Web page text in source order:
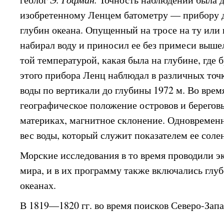
изобретенному Ленцем батометру — прибору
глубин океана. Опущенный на тросе на ту
набирал воду и приносил ее без примеси
той температурой, какая была на глубине,
этого прибора Ленц наблюдал в различных
воды по вертикали до глубины 1972 м. Во
географическое положение островов и
материках, магнитное склонение.
вес воды, который служит показателем ее
Морские исследования в то время проводили
мира, и в их программу также включались
океанах.
В 1819—1820 гг. во время поисков Северо-